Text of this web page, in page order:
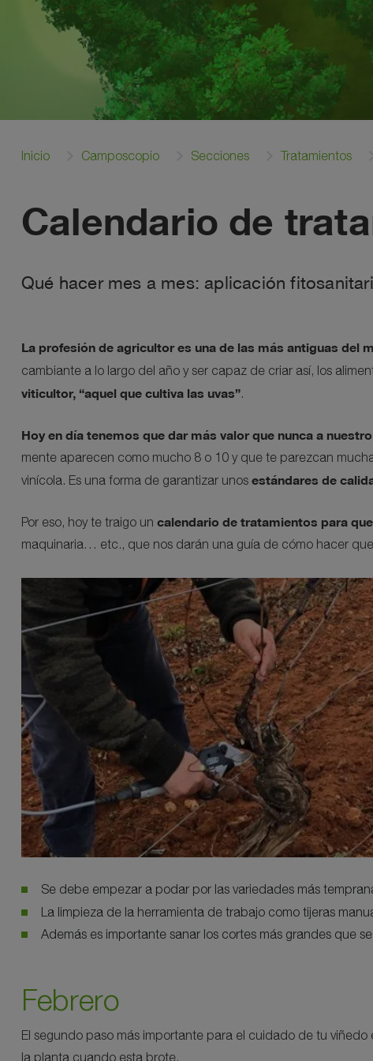
Inicio Camposcopio Secciones Tratamientos
Calendario de
Qué hacer mes a mes: aplicación
La profesión de agricultor es una de las más antiguas del
cambiante a lo largo del año y ser capaz de criar así, los
viticultor, “aquel que cultiva las uvas”.
Hoy en día tenemos que dar más valor que nunca a
mente aparecen como mucho 8 o 10 y que te parezcan
vinícola. Es una forma de garantizar unos estándares de
Por eso, hoy te traigo un calendario de tratamientos para
maquinaria… etc., que nos darán una guía de cómo hacer
Se debe empezar a podar por las variedades más
La limpieza de la herramienta de trabajo como tijeras
Además es importante sanar los cortes más grandes que
Febrero
El segundo paso más importante para el cuidado de tu
la planta cuando esta brote.